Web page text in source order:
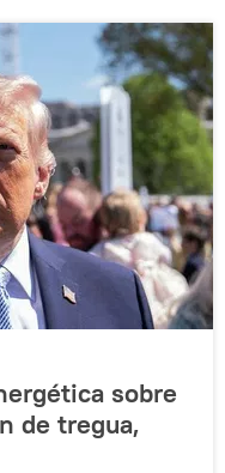
sobre
de tregua,